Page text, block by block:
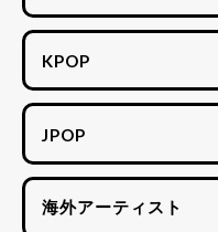
KPOP
JPOP
海外アーティスト